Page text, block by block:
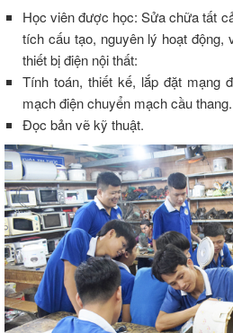
Học viên được học: Sửa chữa tất
tích cấu tạo, nguyên lý hoạt
thiết bị điện nội thất:
Tính toán, thiết kế, lắp đặt mạng
mạch điện chuyển mạch cầu
Đọc bản vẽ kỹ thuật.